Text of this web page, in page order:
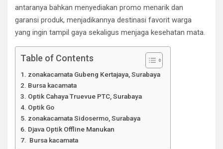
antaranya bahkan menyediakan promo menarik dan
garansi produk, menjadikannya destinasi favorit warga
yang ingin tampil gaya sekaligus menjaga kesehatan mata.
Table of Contents
zonakacamata Gubeng Kertajaya, Surabaya
Bursa kacamata
Optik Cahaya Truevue PTC, Surabaya
Optik Go
zonakacamata Sidosermo, Surabaya
Djava Optik Offline Manukan
Bursa kacamata